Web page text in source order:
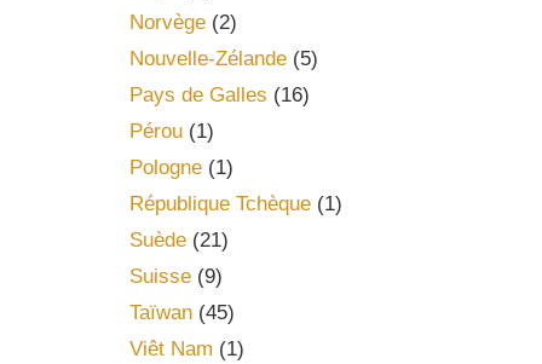
Norvège(2)
Nouvelle-Zélande(5)
Pays de Galles (16)
Pérou(1)
Pologne(1)
République Tchèque(1)
Suède(21)
Suisse(9)
Taïwan(45)
Viêt Nam (1)